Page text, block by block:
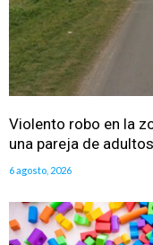
Violento robo en la
una pareja de
6 agosto, 2026